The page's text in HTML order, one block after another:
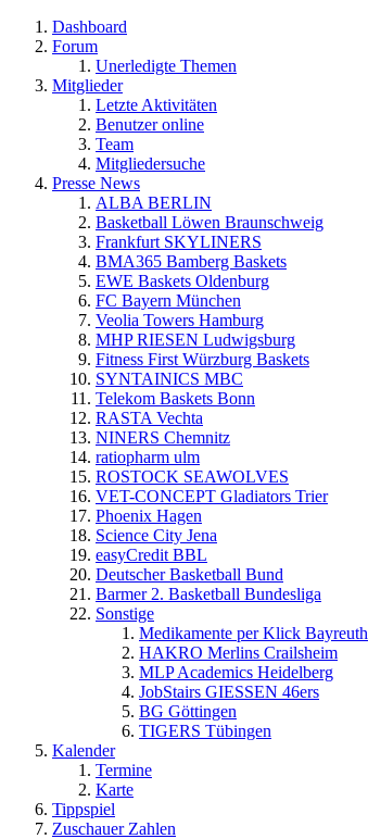
Dashboard
Forum
Unerledigte Themen
Mitglieder
Letzte Aktivitäten
Benutzer online
Team
Mitgliedersuche
Presse News
ALBA BERLIN
Basketball Löwen Braunschweig
Frankfurt SKYLINERS
BMA365 Bamberg Baskets
EWE Baskets Oldenburg
FC Bayern München
Veolia Towers Hamburg
MHP RIESEN Ludwigsburg
Fitness First Würzburg Baskets
SYNTAINICS MBC
Telekom Baskets Bonn
RASTA Vechta
NINERS Chemnitz
ratiopharm ulm
ROSTOCK SEAWOLVES
VET-CONCEPT Gladiators Trier
Phoenix Hagen
Science City Jena
easyCredit BBL
Deutscher Basketball Bund
Barmer 2. Basketball Bundesliga
Sonstige
Medikamente per Klick Bayreuth
HAKRO Merlins Crailsheim
MLP Academics Heidelberg
JobStairs GIESSEN 46ers
BG Göttingen
TIGERS Tübingen
Kalender
Termine
Karte
Tippspiel
Zuschauer Zahlen